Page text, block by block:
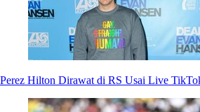
Perez Hilton Dirawat di RS Usai Live